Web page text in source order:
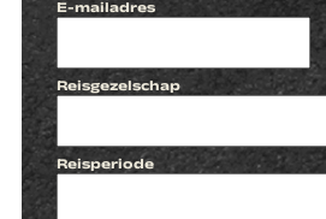
E-mailadres
Reisgezelschap
Reisperiode